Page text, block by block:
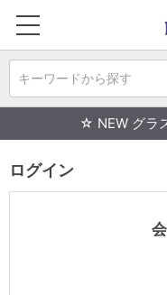
キーワードから探す
☆ NEW グラ
ログイン